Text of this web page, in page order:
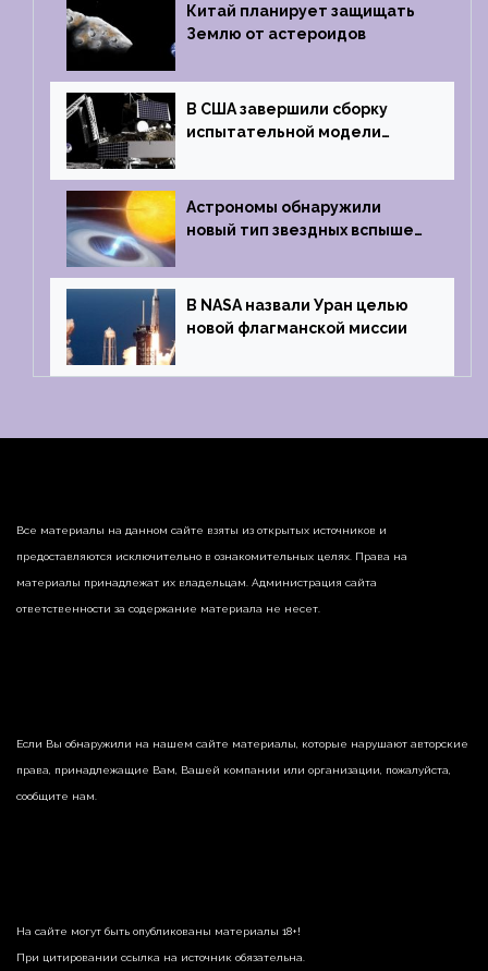
Китай планирует защищать
Землю от астероидов
В США завершили сборку
испытательной модели
Griffin
Астрономы обнаружили
новый тип звездных вспышек
В NASA назвали Уран целью
новой флагманской миссии
Все материалы на данном сайте взяты из открытых источников и
предоставляются исключительно в ознакомительных целях. Права на
материалы принадлежат их владельцам. Администрация сайта
ответственности за содержание материала не несет.
Если Вы обнаружили на нашем сайте материалы, которые нарушают авторские
права, принадлежащие Вам, Вашей компании или организации, пожалуйста,
сообщите нам.
На сайте могут быть опубликованы материалы 18+!
При цитировании ссылка на источник обязательна.